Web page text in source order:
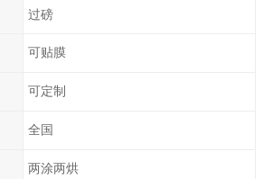
过磅
可贴膜
可定制
全国
两涂两烘